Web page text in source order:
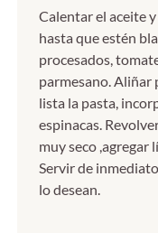
Calentar el aceite
hasta que estén
procesados,
parmesano. Aliñar
lista la pasta,
espinacas.
muy seco ,agregar
Servir de
lo desean.